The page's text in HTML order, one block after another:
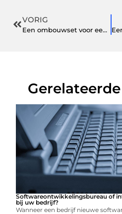
VORIG
Een ombouwset voor een elektrische fiets kopen is via deze specialist eenvoudig
Softwareontwikkelingsbureau of
bij uw bedrijf?
Wanneer een bedrijf nieuwe